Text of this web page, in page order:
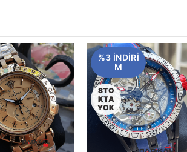
%3 INDIRI
M
STO
KTA
YOK